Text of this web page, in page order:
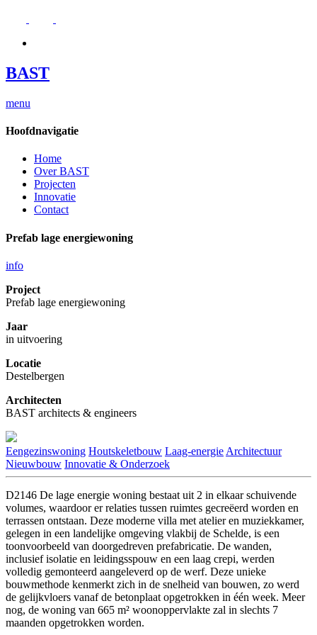
BAST
menu
Hoofdnavigatie
Home
Over BAST
Projecten
Innovatie
Contact
Prefab lage energiewoning
info
Project
Prefab lage energiewoning
Jaar
in uitvoering
Locatie
Destelbergen
Architecten
BAST architects & engineers
Eengezinswoning Houtskeletbouw Laag-energie Architectuur
Nieuwbouw Innovatie & Onderzoek
D2146 De lage energie woning bestaat uit 2 in elkaar schuivende
volumes, waardoor er relaties tussen ruimtes gecreëerd worden en
terrassen ontstaan. Deze moderne villa met atelier en muziekkamer,
gelegen in een landelijke omgeving vlakbij de Schelde, is een
toonvoorbeeld van doorgedreven prefabricatie. De wanden,
inclusief isolatie en leidingsspouw en een laag crepi, werden
volledig gemonteerd aangeleverd op de werf. Deze unieke
bouwmethode kenmerkt zich in de snelheid van bouwen, zo werd
de gelijkvloers vanaf de betonplaat opgetrokken in één week. Meer
nog, de woning van 665 m² woonoppervlakte zal in slechts 7
maanden opgetrokken worden.